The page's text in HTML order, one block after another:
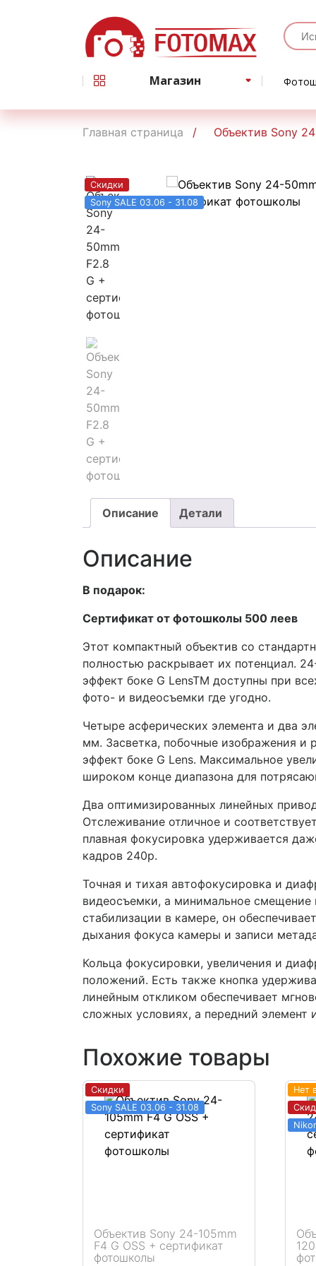
Магазин
Главная страница Объектив Sony
Скидки
Sony SALE 03.06 - 31.08
Описание Детали
Описание
В подарок:
Сертификат от фотошколы 500 леев
Этот компактный объектив со
полностью раскрывает их потенциал.
эффект боке G LensTM доступны при
фото- и видеосъемки где угодно.
Четыре асферических элемента и два
мм. Засветка, побочные изображения и
эффект боке G Lens. Максимальное
широком конце диапазона для
Два оптимизированных линейных
Отслеживание отличное и
плавная фокусировка удерживается
кадров 240p.
Точная и тихая автофокусировка и
видеосъемки, а минимальное
стабилизации в камере, он
дыхания фокуса камеры и записи
Кольца фокусировки, увеличения и
положений. Есть также кнопка
линейным откликом обеспечивает
сложных условиях, а передний
Похожие товары
Скидки
Sony SALE 03.06 - 31.08
Объектив Sony 24-105mm
F4 G OSS + сертификат
фотошколы
Нет